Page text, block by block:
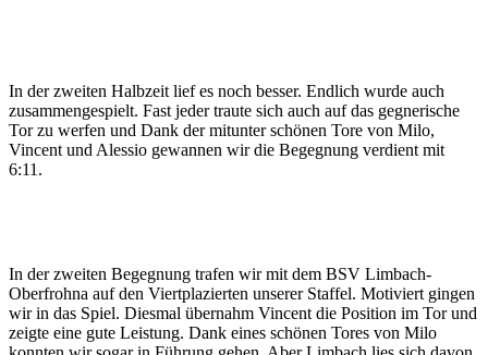
In der zweiten Halbzeit lief es noch besser. Endlich wurde auch
zusammengespielt. Fast jeder traute sich auch auf das gegnerische
Tor zu werfen und Dank der mitunter schönen Tore von Milo,
Vincent und Alessio gewannen wir die Begegnung verdient mit
6:11.
In der zweiten Begegnung trafen wir mit dem BSV Limbach-
Oberfrohna auf den Viertplazierten unserer Staffel. Motiviert gingen
wir in das Spiel. Diesmal übernahm Vincent die Position im Tor und
zeigte eine gute Leistung. Dank eines schönen Tores von Milo